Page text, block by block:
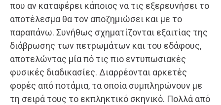
που αν καταφέρει κάποιος να τις εξερευνήσει το
αποτέλεσμα θα τον αποζημιώσει και με το
παραπάνω. Συνήθως σχηματίζονται εξαιτίας της
διάβρωσης των πετρωμάτων και του εδάφους,
αποτελώντας μία πό τις πιο εντυπωσιακές
φυσικές διαδικασίες. Διαρρέονται αρκετές
φορές από ποτάμια, τα οποία συμπληρώνουν με
τη σειρά τους το εκπληκτικό σκηνικό. Πολλά από